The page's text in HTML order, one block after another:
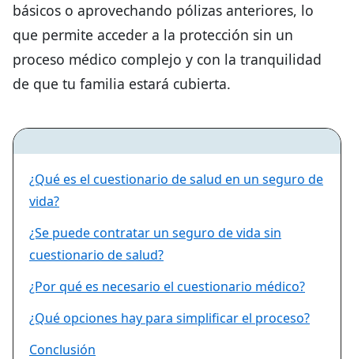
básicos o aprovechando pólizas anteriores, lo
que permite acceder a la protección sin un
proceso médico complejo y con la tranquilidad
de que tu familia estará cubierta.
¿Qué es el cuestionario de salud en un seguro de
vida?
¿Se puede contratar un seguro de vida sin
cuestionario de salud?
¿Por qué es necesario el cuestionario médico?
¿Qué opciones hay para simplificar el proceso?
Conclusión